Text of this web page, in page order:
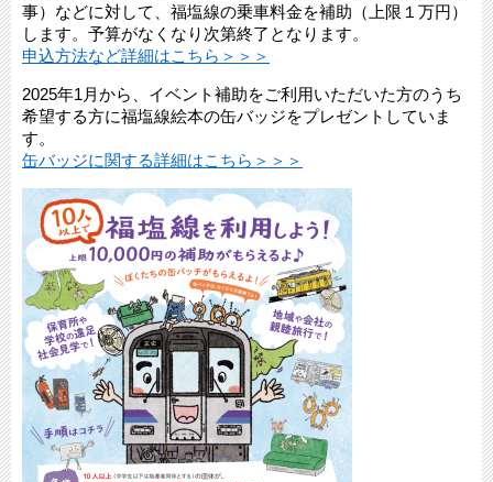
事）などに対して、福塩線の乗車料金を補助（上限１万円）
します。予算がなくなり次第終了となります。
申込方法など詳細はこちら＞＞＞
2025年1月から、イベント補助をご利用いただいた方のうち
希望する方に福塩線絵本の缶バッジをプレゼントしていま
す。
缶バッジに関する詳細はこちら＞＞＞